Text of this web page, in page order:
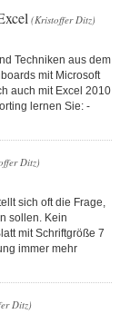
(Kristoffer Ditz)
Techniken aus dem
mit Microsoft
auch mit Excel 2010
lernen Sie: -
Ditz)
sich oft die Frage,
sollen. Kein
mit Schriftgröße 7
immer mehr
Ditz)